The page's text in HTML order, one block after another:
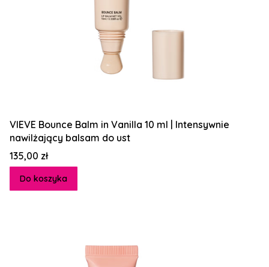
VIEVE Bounce Balm in Vanilla 10 ml | Intensywnie
nawilżający balsam do ust
Cena
135,00 zł
Do koszyka